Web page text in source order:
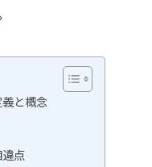
義と概念
点